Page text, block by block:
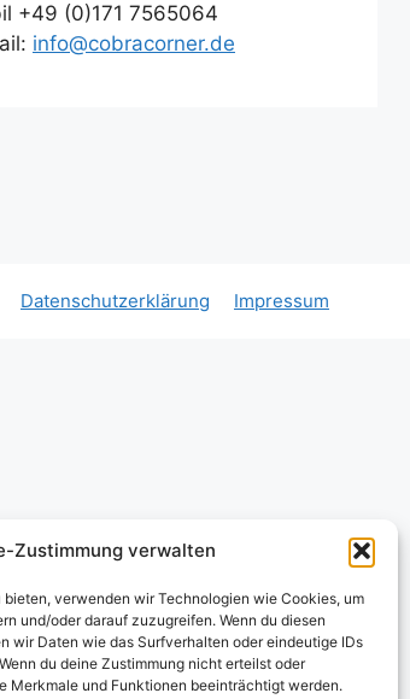
Zustimmung verwalten
bieten, verwenden wir Technologien wie Cookies, um
und/oder darauf zuzugreifen. Wenn du diesen
wir Daten wie das Surfverhalten oder eindeutige IDs
du deine Zustimmung nicht erteilst oder
Merkmale und Funktionen beeinträchtigt werden.
+49 (0)171 7565064
info@cobracorner.de
Datenschutzerklärung Impressum